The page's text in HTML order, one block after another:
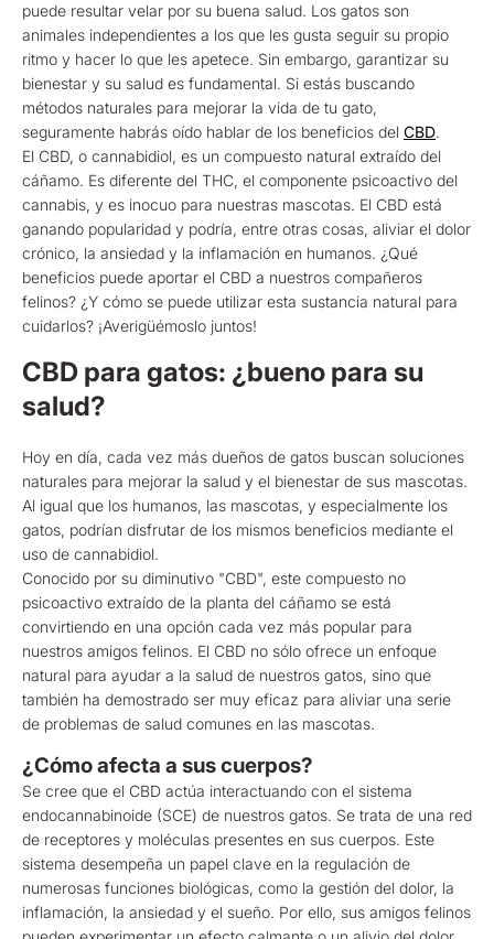
puede resultar velar por su buena salud. Los gatos son
animales independientes a los que les gusta seguir su propio
ritmo y hacer lo que les apetece. Sin embargo, garantizar su
bienestar y su salud es fundamental. Si estás buscando
métodos naturales para mejorar la vida de tu gato,
seguramente habrás oído hablar de los beneficios del CBD.
El CBD, o cannabidiol, es un compuesto natural extraído del
cáñamo. Es diferente del THC, el componente psicoactivo del
cannabis, y es inocuo para nuestras mascotas. El CBD está
ganando popularidad y podría, entre otras cosas, aliviar el dolor
crónico, la ansiedad y la inflamación en humanos. ¿Qué
beneficios puede aportar el CBD a nuestros compañeros
felinos? ¿Y cómo se puede utilizar esta sustancia natural para
cuidarlos? ¡Averigüémoslo juntos!
CBD para gatos: ¿bueno para su
salud?
Hoy en día, cada vez más dueños de gatos buscan soluciones
naturales para mejorar la salud y el bienestar de sus mascotas.
Al igual que los humanos, las mascotas, y especialmente los
gatos, podrían disfrutar de los mismos beneficios mediante el
uso de cannabidiol.
Conocido por su diminutivo "CBD", este compuesto no
psicoactivo extraído de la planta del cáñamo se está
convirtiendo en una opción cada vez más popular para
nuestros amigos felinos. El CBD no sólo ofrece un enfoque
natural para ayudar a la salud de nuestros gatos, sino que
también ha demostrado ser muy eficaz para aliviar una serie
de problemas de salud comunes en las mascotas.
¿Cómo afecta a sus cuerpos?
Se cree que el CBD actúa interactuando con el sistema
endocannabinoide (SCE) de nuestros gatos. Se trata de una red
de receptores y moléculas presentes en sus cuerpos. Este
sistema desempeña un papel clave en la regulación de
numerosas funciones biológicas, como la gestión del dolor, la
inflamación, la ansiedad y el sueño. Por ello, sus amigos felinos